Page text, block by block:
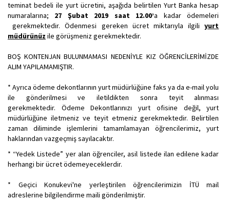
teminat bedeli ile yurt ücretini, aşağıda belirtilen Yurt Banka hesap
numaralarına; 27 Şubat 2019 saat 12.00’a kadar ödemeleri
gerekmektedir. Ödenmesi gereken ücret miktarıyla ilgiliyurt
müdürünüz ile görüşmeniz gerekmektedir.
BOŞ KONTENJAN BULUNMAMASI NEDENİYLE KIZ ÖĞRENCİLERİMİZDE
ALIM YAPILAMAMIŞTIR.
* Ayrıca ödeme dekontlarının yurt müdürlüğüne faks ya da e-mail yolu
ile gönderilmesi ve iletildikten sonra teyit alınması
gerekmektedir. Ödeme Dekontlarınızı yurt ofisine değil, yurt
müdürlüğüne iletmeniz ve teyit etmeniz gerekmektedir. Belirtilen
zaman diliminde işlemlerini tamamlamayan öğrencilerimiz, yurt
haklarından vazgeçmiş sayılacaktır.
* “Yedek Listede” yer alan öğrenciler, asil listede ilan edilene kadar
herhangi bir ücret ödemeyeceklerdir.
* Geçici Konukevi'ne yerleştirilen öğrencilerimizin İTÜ mail
adreslerine bilgilendirme maili gönderilmiştir.